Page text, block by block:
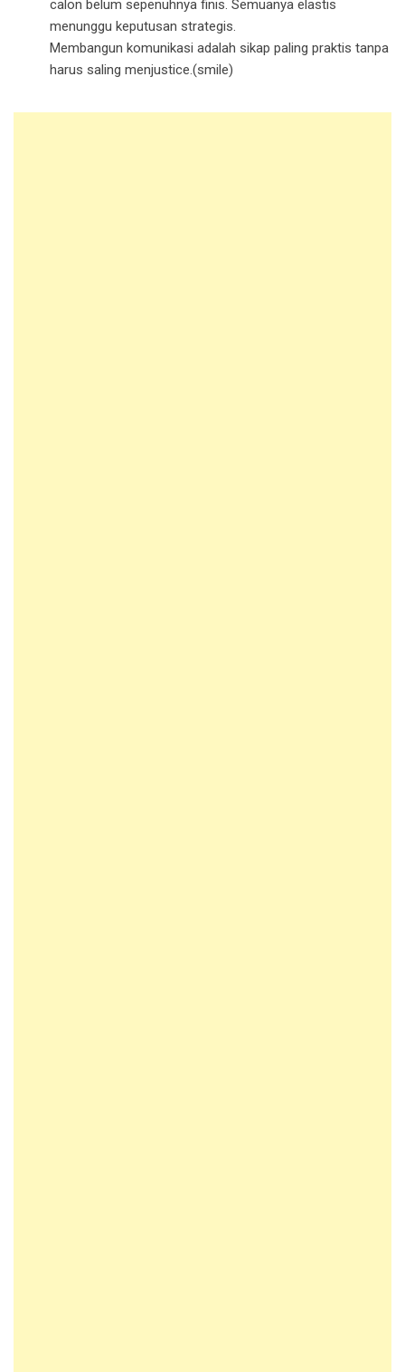
calon belum sepenuhnya finis. Semuanya elastis
menunggu keputusan strategis.
Membangun komunikasi adalah sikap paling praktis tanpa
harus saling menjustice.(smile)